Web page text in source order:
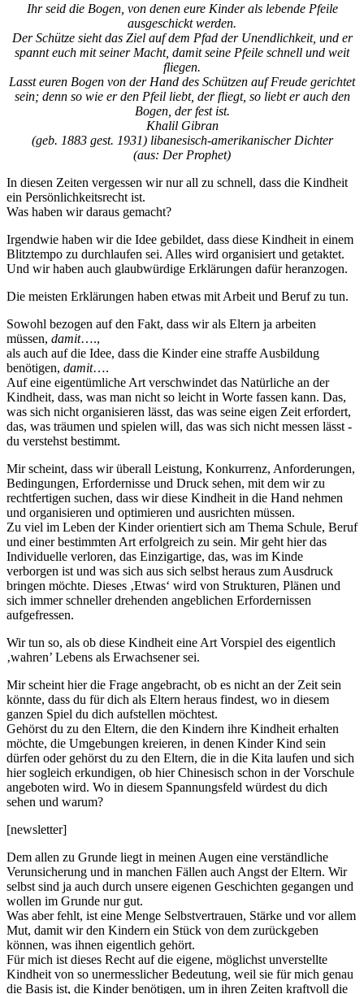
Ihr seid die Bogen, von denen eure Kinder als lebende Pfeile
ausgeschickt werden.
Der Schütze sieht das Ziel auf dem Pfad der Unendlichkeit, und er
spannt euch mit seiner Macht, damit seine Pfeile schnell und weit
fliegen.
Lasst euren Bogen von der Hand des Schützen auf Freude gerichtet
sein; denn so wie er den Pfeil liebt, der fliegt, so liebt er auch den
Bogen, der fest ist.
Khalil Gibran
(geb. 1883 gest. 1931) libanesisch-amerikanischer Dichter
(aus: Der Prophet)
In diesen Zeiten vergessen wir nur all zu schnell, dass die Kindheit
ein Persönlichkeitsrecht ist.
Was haben wir daraus gemacht?
Irgendwie haben wir die Idee gebildet, dass diese Kindheit in einem
Blitztempo zu durchlaufen sei. Alles wird organisiert und getaktet.
Und wir haben auch glaubwürdige Erklärungen dafür heranzogen.
Die meisten Erklärungen haben etwas mit Arbeit und Beruf zu tun.
Sowohl bezogen auf den Fakt, dass wir als Eltern ja arbeiten
müssen, damit….,
als auch auf die Idee, dass die Kinder eine straffe Ausbildung
benötigen, damit….
Auf eine eigentümliche Art verschwindet das Natürliche an der
Kindheit, dass, was man nicht so leicht in Worte fassen kann. Das,
was sich nicht organisieren lässt, das was seine eigen Zeit erfordert,
das, was träumen und spielen will, das was sich nicht messen lässt -
du verstehst bestimmt.
Mir scheint, dass wir überall Leistung, Konkurrenz, Anforderungen,
Bedingungen, Erfordernisse und Druck sehen, mit dem wir zu
rechtfertigen suchen, dass wir diese Kindheit in die Hand nehmen
und organisieren und optimieren und ausrichten müssen.
Zu viel im Leben der Kinder orientiert sich am Thema Schule, Beruf
und einer bestimmten Art erfolgreich zu sein. Mir geht hier das
Individuelle verloren, das Einzigartige, das, was im Kinde
verborgen ist und was sich aus sich selbst heraus zum Ausdruck
bringen möchte. Dieses ‚Etwas‘ wird von Strukturen, Plänen und
sich immer schneller drehenden angeblichen Erfordernissen
aufgefressen.
Wir tun so, als ob diese Kindheit eine Art Vorspiel des eigentlich
‚wahren’ Lebens als Erwachsener sei.
Mir scheint hier die Frage angebracht, ob es nicht an der Zeit sein
könnte, dass du für dich als Eltern heraus findest, wo in diesem
ganzen Spiel du dich aufstellen möchtest.
Gehörst du zu den Eltern, die den Kindern ihre Kindheit erhalten
möchte, die Umgebungen kreieren, in denen Kinder Kind sein
dürfen oder gehörst du zu den Eltern, die in die Kita laufen und sich
hier sogleich erkundigen, ob hier Chinesisch schon in der Vorschule
angeboten wird. Wo in diesem Spannungsfeld würdest du dich
sehen und warum?
[newsletter]
Dem allen zu Grunde liegt in meinen Augen eine verständliche
Verunsicherung und in manchen Fällen auch Angst der Eltern. Wir
selbst sind ja auch durch unsere eigenen Geschichten gegangen und
wollen im Grunde nur gut.
Was aber fehlt, ist eine Menge Selbstvertrauen, Stärke und vor allem
Mut, damit wir den Kindern ein Stück von dem zurückgeben
können, was ihnen eigentlich gehört.
Für mich ist dieses Recht auf die eigene, möglichst unverstellte
Kindheit von so unermesslicher Bedeutung, weil sie für mich genau
die Basis ist, die Kinder benötigen, um in ihren Zeiten kraftvoll die